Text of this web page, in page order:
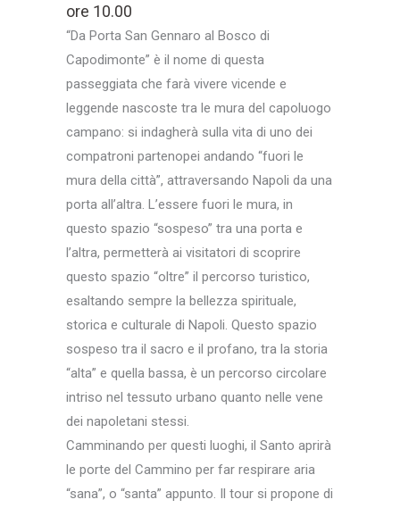
ore 10.00
“Da Porta San Gennaro al Bosco di
Capodimonte” è il nome di questa
passeggiata che farà vivere vicende e
leggende nascoste tra le mura del capoluogo
campano: si indagherà sulla vita di uno dei
compatroni partenopei andando “fuori le
mura della città”, attraversando Napoli da una
porta all’altra. L’essere fuori le mura, in
questo spazio “sospeso” tra una porta e
l’altra, permetterà ai visitatori di scoprire
questo spazio “oltre” il percorso turistico,
esaltando sempre la bellezza spirituale,
storica e culturale di Napoli. Questo spazio
sospeso tra il sacro e il profano, tra la storia
“alta” e quella bassa, è un percorso circolare
intriso nel tessuto urbano quanto nelle vene
dei napoletani stessi.
Camminando per questi luoghi, il Santo aprirà
le porte del Cammino per far respirare aria
“sana”, o “santa” appunto. Il tour si propone di